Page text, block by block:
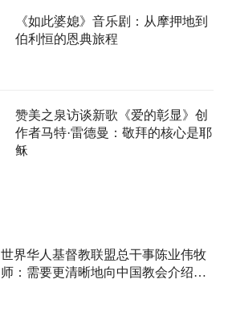
《如此婆媳》音乐剧：从摩押地到
伯利恒的恩典旅程
赞美之泉访谈新歌《爱的彰显》创
作者马特·雷德曼：敬拜的核心是耶
稣
世界华人基督教联盟总干事陈业伟牧
师：需要更清晰地向中国教会介绍福